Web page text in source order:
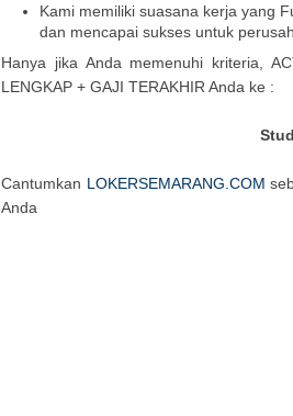
Kami memiliki suasana kerja yang
dan mencapai sukses untuk
Hanya jika Anda memenuhi kriteria,
LENGKAP + GAJI TERAKHIR Anda ke :
Cantumkan LOKERSEMARANG.COM
Anda